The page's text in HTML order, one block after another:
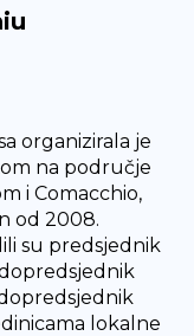
organizirala je
na područje
i Comacchio,
od 2008.
su predsjednik
lokalne